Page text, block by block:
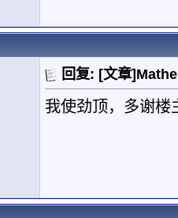
回复: [文章
我使劲顶，多谢楼